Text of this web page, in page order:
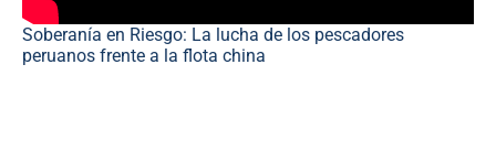
Soberanía en Riesgo: La lucha de los pescadores
peruanos frente a la flota china